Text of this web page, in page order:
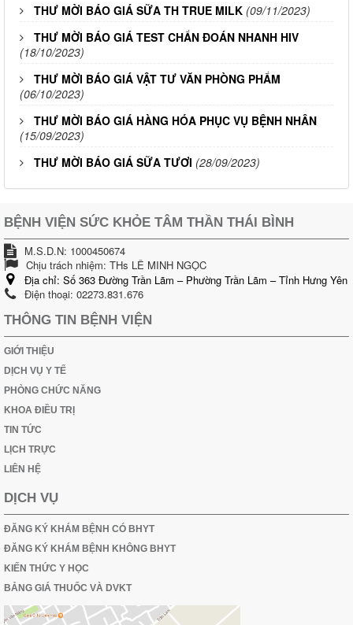
THƯ MỜI BÁO GIÁ SỮA TH TRUE MILK (09/11/2023)
THƯ MỜI BÁO GIÁ TEST CHẨN ĐOÁN NHANH HIV
(18/10/2023)
THƯ MỜI BÁO GIÁ VẬT TƯ VĂN PHÒNG PHẨM
(06/10/2023)
THƯ MỜI BÁO GIÁ HÀNG HÓA PHỤC VỤ BỆNH NHÂN
(15/09/2023)
THƯ MỜI BÁO GIÁ SỮA TƯƠI (28/09/2023)
BỆNH VIỆN SỨC KHỎE TÂM THẦN THÁI BÌNH
M.S.D.N: 1000450674
Chịu trách nhiệm: THs LÊ MINH NGỌC
Địa chỉ: Số 363 Đường Trần Lãm – Phường Trần Lãm – Tỉnh Hưng Yên
Điện thoại: 02273.831.676
THÔNG TIN BỆNH VIỆN
GIỚI THIỆU
DỊCH VỤ Y TẾ
PHÒNG CHỨC NĂNG
KHOA ĐIỀU TRỊ
TIN TỨC
LỊCH TRỰC
LIÊN HỆ
DỊCH VỤ
ĐĂNG KÝ KHÁM BỆNH CÓ BHYT
ĐĂNG KÝ KHÁM BỆNH KHÔNG BHYT
KIẾN THỨC Y HỌC
BẢNG GIÁ THUỐC VÀ DVKT